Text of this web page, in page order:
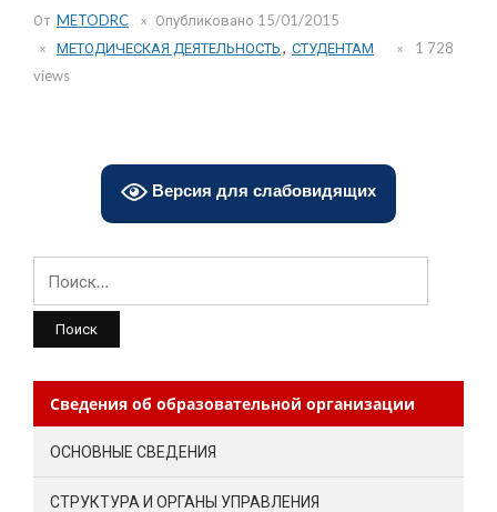
От METODRC Опубликовано 15/01/2015
МЕТОДИЧЕСКАЯ ДЕЯТЕЛЬНОСТЬ, СТУДЕНТАМ
1 728
views
Версия для слабовидящих
Сведения об образовательной организации
ОСНОВНЫЕ СВЕДЕНИЯ
СТРУКТУРА И ОРГАНЫ УПРАВЛЕНИЯ